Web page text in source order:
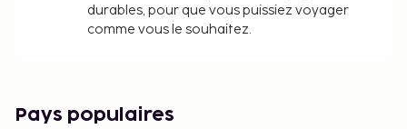
durables, pour que vous puissiez voyager
comme vous le souhaitez.
Pays populaires